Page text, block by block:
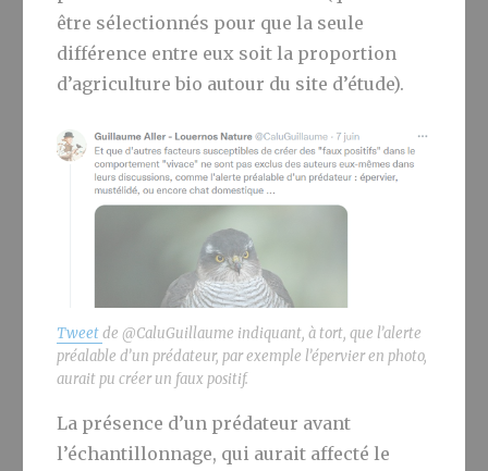
être sélectionnés pour que la seule
différence entre eux soit la proportion
d’agriculture bio autour du site d’étude).
Tweetde @CaluGuillaume indiquant, à tort, que l’alerte
préalable d’un prédateur, par exemple l’épervier en photo,
aurait pu créer un faux positif.
La présence d’un prédateur avant
l’échantillonnage, qui aurait affecté le